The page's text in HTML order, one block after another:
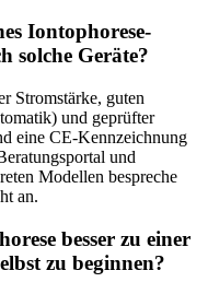
Iontophorese-
solche ‌Geräte?
Stromstärke, guten
und geprüfter
eine CE-Kennzeichnung
und
Modellen bespreche
an.
besser zu einer
zu beginnen?